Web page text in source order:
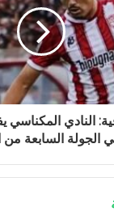
النادي
الجولة السابعة من